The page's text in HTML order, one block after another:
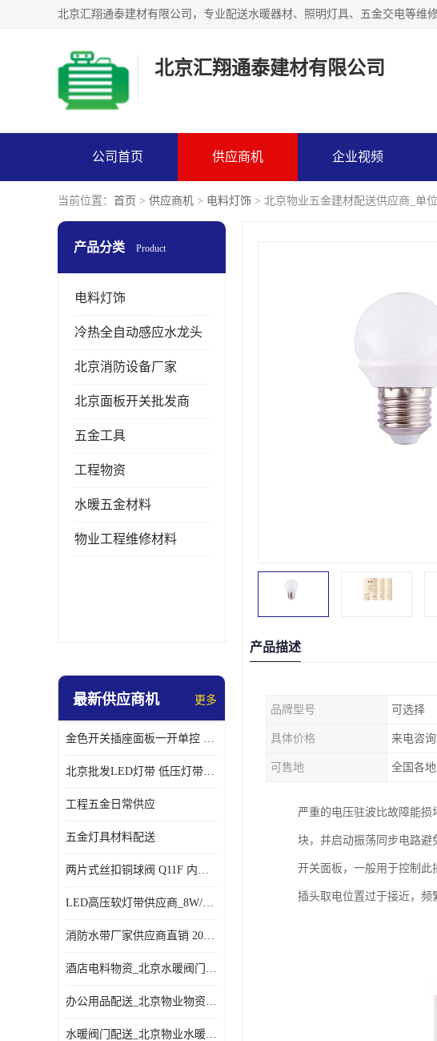
北京汇翔通泰建材有限公司
公司首页 供应商机 企业视频
当前位置： 首页 > 供应商机 > 电料灯饰 > 北京物业五金建材配送供应商_单
产品分类 Product
电料灯饰
冷热全自动感应水龙头
北京消防设备厂家
北京面板开关批发商
五金工具
工程物资
水暖五金材料
物业工程维修材料
最新供应商机 更多
金色开关插座面板一开单控 _一开双控五孔插座
北京批发LED灯带 低压灯带定制 景观亮化灯条
工程五金日常供应
五金灯具材料配送
两片式丝扣铜球阀 Q11F 内螺纹铜球阀
LED高压软灯带供应商_8W/米客厅吊顶暗槽
消防水带厂家供应商直销 20-65-25消防水带
酒店电料物资_北京水暖阀门一站式
办公用品配送_北京物业物资配送
水暖阀门配送_北京物业水暖阀门配送
产品描述
品牌型号 可选择
具体价格 来电咨询
可售地 全国各地
严重的电压驻波比故障能
块，并启动振荡同步电路避
开关面板，一般用于控制此
插头取电位置过于接近，频